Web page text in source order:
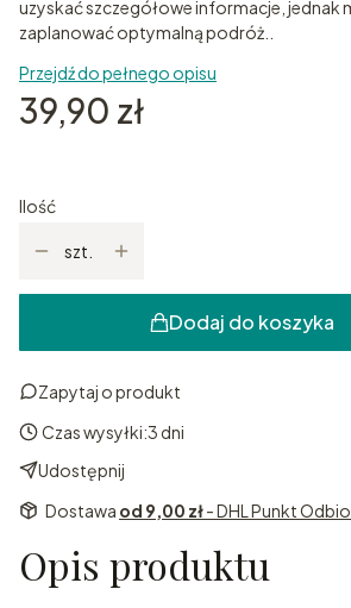
uzyskać szczegółowe informacje, jednak
zaplanować optymalną podróż..
Przejdź do pełnego opisu
Cena
39,90 zł
Ilość
szt.
Dodaj do koszyka
Zapytaj o produkt
Czas wysyłki:3 dni
Udostępnij
Dostawa od 9,00 zł- DHL Punkt
Opis produktu